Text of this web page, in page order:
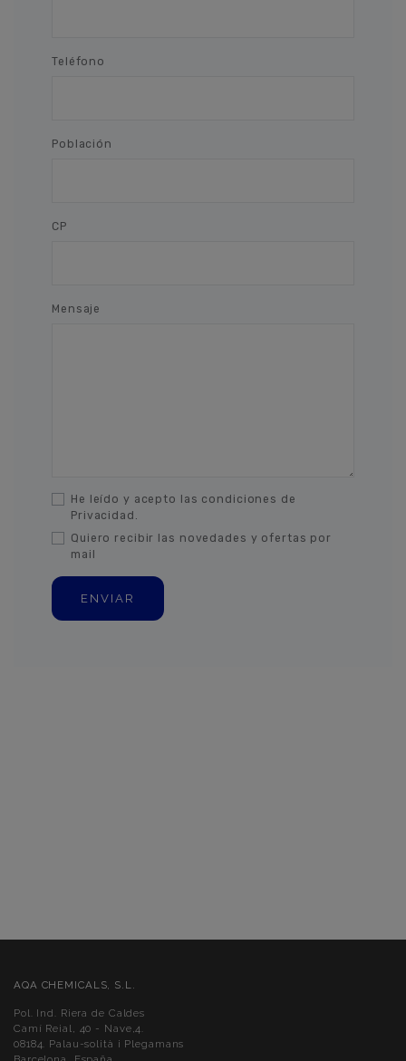
Teléfono
Población
CP
Mensaje
He leído y acepto las condiciones de
Privacidad.
Quiero recibir las novedades y ofertas por
mail
AQA CHEMICALS, S.L.
Pol. Ind. Riera de Caldes
Camí Reial, 40 - Nave,4.
08184. Palau-solità i Plegamans